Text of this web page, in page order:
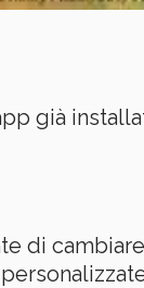
già
di cambiare